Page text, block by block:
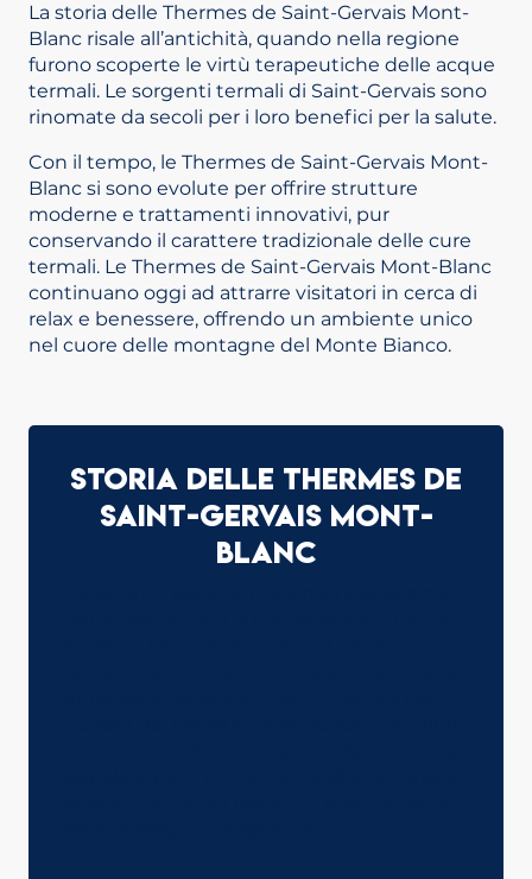
La storia delle Thermes de Saint-Gervais Mont-
Blanc risale all’antichità, quando nella regione
furono scoperte le virtù terapeutiche delle acque
termali. Le sorgenti termali di Saint-Gervais sono
rinomate da secoli per i loro benefici per la salute.
Con il tempo, le Thermes de Saint-Gervais Mont-
Blanc si sono evolute per offrire strutture
moderne e trattamenti innovativi, pur
conservando il carattere tradizionale delle cure
termali. Le Thermes de Saint-Gervais Mont-Blanc
continuano oggi ad attrarre visitatori in cerca di
relax e benessere, offrendo un ambiente unico
nel cuore delle montagne del Monte Bianco.
Storia delle Thermes de
Saint-Gervais Mont-
Blanc